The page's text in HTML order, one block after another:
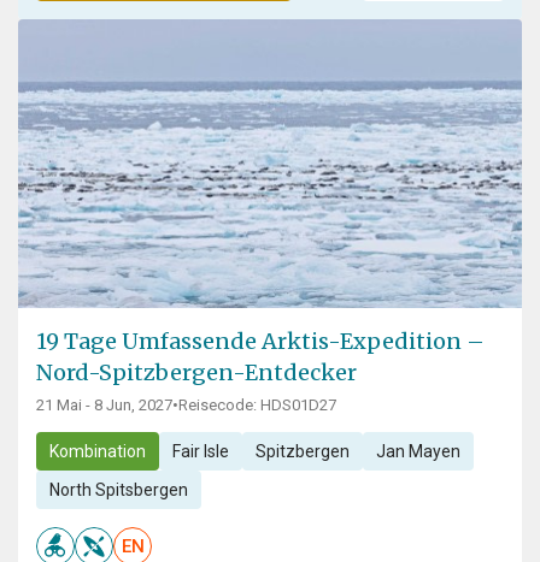
19 Tage Umfassende Arktis-Expedition –
Nord-Spitzbergen-Entdecker
21 Mai - 8 Jun, 2027•Reisecode: HDS01D27
Kombination Fair Isle Spitzbergen Jan Mayen
North Spitsbergen
EN